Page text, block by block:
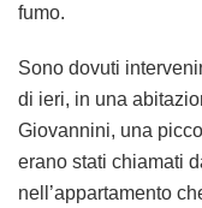
fumo.
Sono dovuti
di ieri, in una
Giovannini, una
erano stati chiamati
nell’appartamento